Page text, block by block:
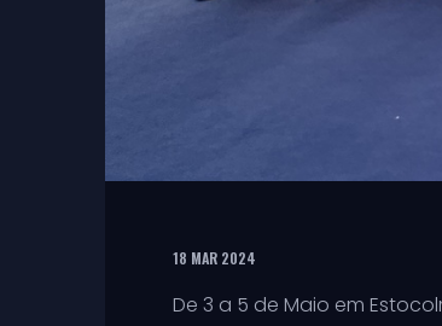
18 MAR 2024
De 3 a 5 de Maio em